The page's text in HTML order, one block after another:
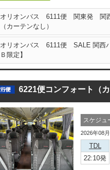
オリオンバス 6111便 関東発 関
（カーテンなし）
オリオンバス 6111便 SALE 関西
Ｂ限定】
6221便コンフォート（カ
スケジュ
2026年08
TDL
22:10発